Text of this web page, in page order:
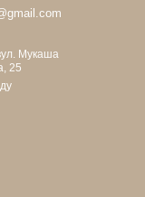
Мукаша
25